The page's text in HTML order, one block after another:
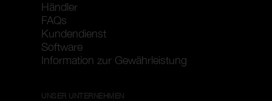
Händler
FAQs
Kundendienst
Software
Information zur Gewährleistung
UNSER UNTERNEHMEN